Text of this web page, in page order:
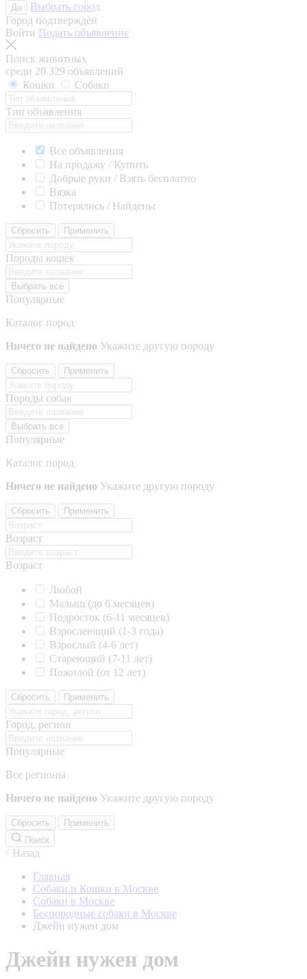
Да
Выбрать город
Город подтверждён
Войти Подать объявление
Поиск животных
среди 20 329 объявлений
Кошки
Собаки
Тип объявления
Все объявления
На продажу / Купить
Добрые руки / Взять бесплатно
Вязка
Потерялись / Найдены
Сбросить Применить
Породы кошек
Выбрать все
Популярные
Каталог пород
Ничего не найдено Укажите другую породу
Сбросить Применить
Породы собак
Выбрать все
Популярные
Каталог пород
Ничего не найдено Укажите другую породу
Сбросить Применить
Возраст
Возраст
Любой
Малыш (до 6 месяцев)
Подросток (6-11 месяцев)
Взрослеющий (1-3 года)
Взрослый (4-6 лет)
Стареющий (7-11 лет)
Пожилой (от 12 лет)
Сбросить Применить
Город, регион
Популярные
Все регионы
Ничего не найдено Укажите другую породу
Сбросить
Применить
Поиск
Назад
Главная
Собаки и Кошки в Москве
Собаки в Москве
Беспородные собаки в Москве
Джейн нужен дом
Джейн нужен дом